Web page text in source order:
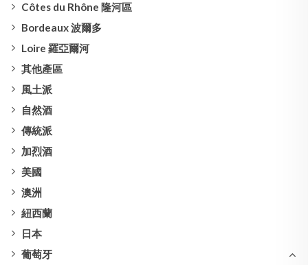
Côtes du Rhône 隆河區
Bordeaux 波爾多
Loire 羅亞爾河
其他產區
風土派
自然酒
傳統派
加烈酒
美國
澳洲
紐西蘭
日本
葡萄牙